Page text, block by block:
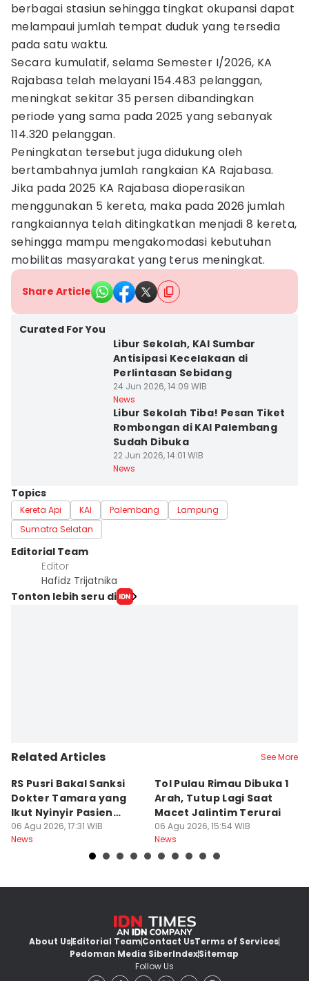
berbagai stasiun sehingga tingkat okupansi dapat
melampaui jumlah tempat duduk yang tersedia
pada satu waktu.
Secara kumulatif, selama Semester I/2026, KA
Rajabasa telah melayani 154.483 pelanggan,
meningkat sekitar 35 persen dibandingkan
periode yang sama pada 2025 yang sebanyak
114.320 pelanggan.
Peningkatan tersebut juga didukung oleh
bertambahnya jumlah rangkaian KA Rajabasa.
Jika pada 2025 KA Rajabasa dioperasikan
menggunakan 5 kereta, maka pada 2026 jumlah
rangkaiannya telah ditingkatkan menjadi 8 kereta,
sehingga mampu mengakomodasi kebutuhan
mobilitas masyarakat yang terus meningkat.
Share Article
Curated For You
Libur Sekolah, KAI Sumbar
Antisipasi Kecelakaan di
Perlintasan Sebidang
24 Jun 2026, 14:09 WIB
News
Libur Sekolah Tiba! Pesan Tiket
Rombongan di KAI Palembang
Sudah Dibuka
22 Jun 2026, 14:01 WIB
News
Topics
Kereta Api KAI Palembang
Lampung
Sumatra Selatan
Editorial Team
Editor
Hafidz Trijatnika
Tonton lebih seru di
Related Articles See More
RS Pusri Bakal Sanksi
Dokter Tamara yang
Ikut Nyinyir Pasien
Yurizal
06 Agu 2026, 17:31 WIB
News
Tol Pulau Rimau Dibuka 1
Arah, Tutup Lagi Saat
Macet Jalintim Terurai
06 Agu 2026, 15:54 WIB
News
About UsEditorial TeamContact UsTerms of Services
Pedoman Media SiberIndexSitemap
Follow Us